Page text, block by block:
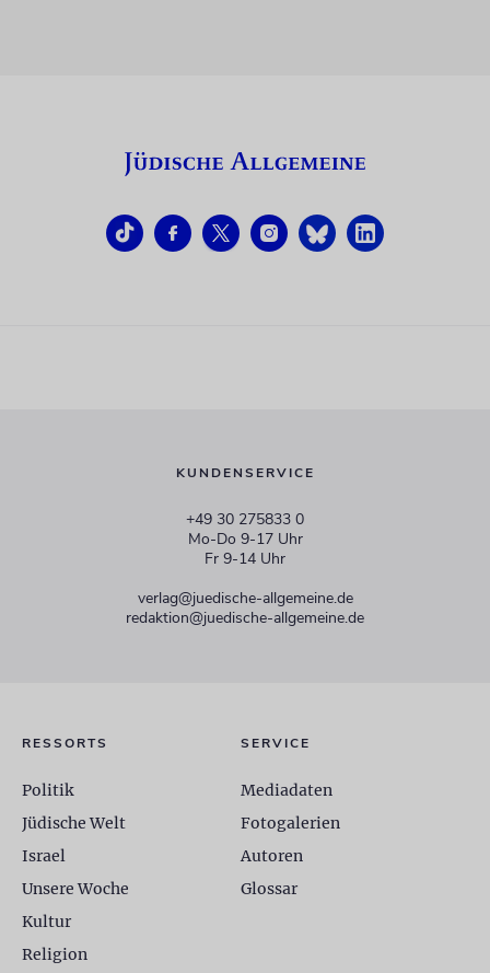
KUNDENSERVICE
+49 30 275833 0
Mo-Do 9-17 Uhr
Fr 9-14 Uhr
verlag@juedische-allgemeine.de
redaktion@juedische-allgemeine.de
RESSORTS
Politik
Jüdische Welt
Israel
Unsere Woche
Kultur
Religion
SERVICE
Mediadaten
Fotogalerien
Autoren
Glossar